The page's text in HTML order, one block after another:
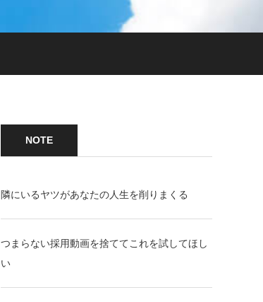
NOTE
隣にいるヤツがあなたの人生を削りまくる
つまらない採用動画を捨ててこれを試してほし
い